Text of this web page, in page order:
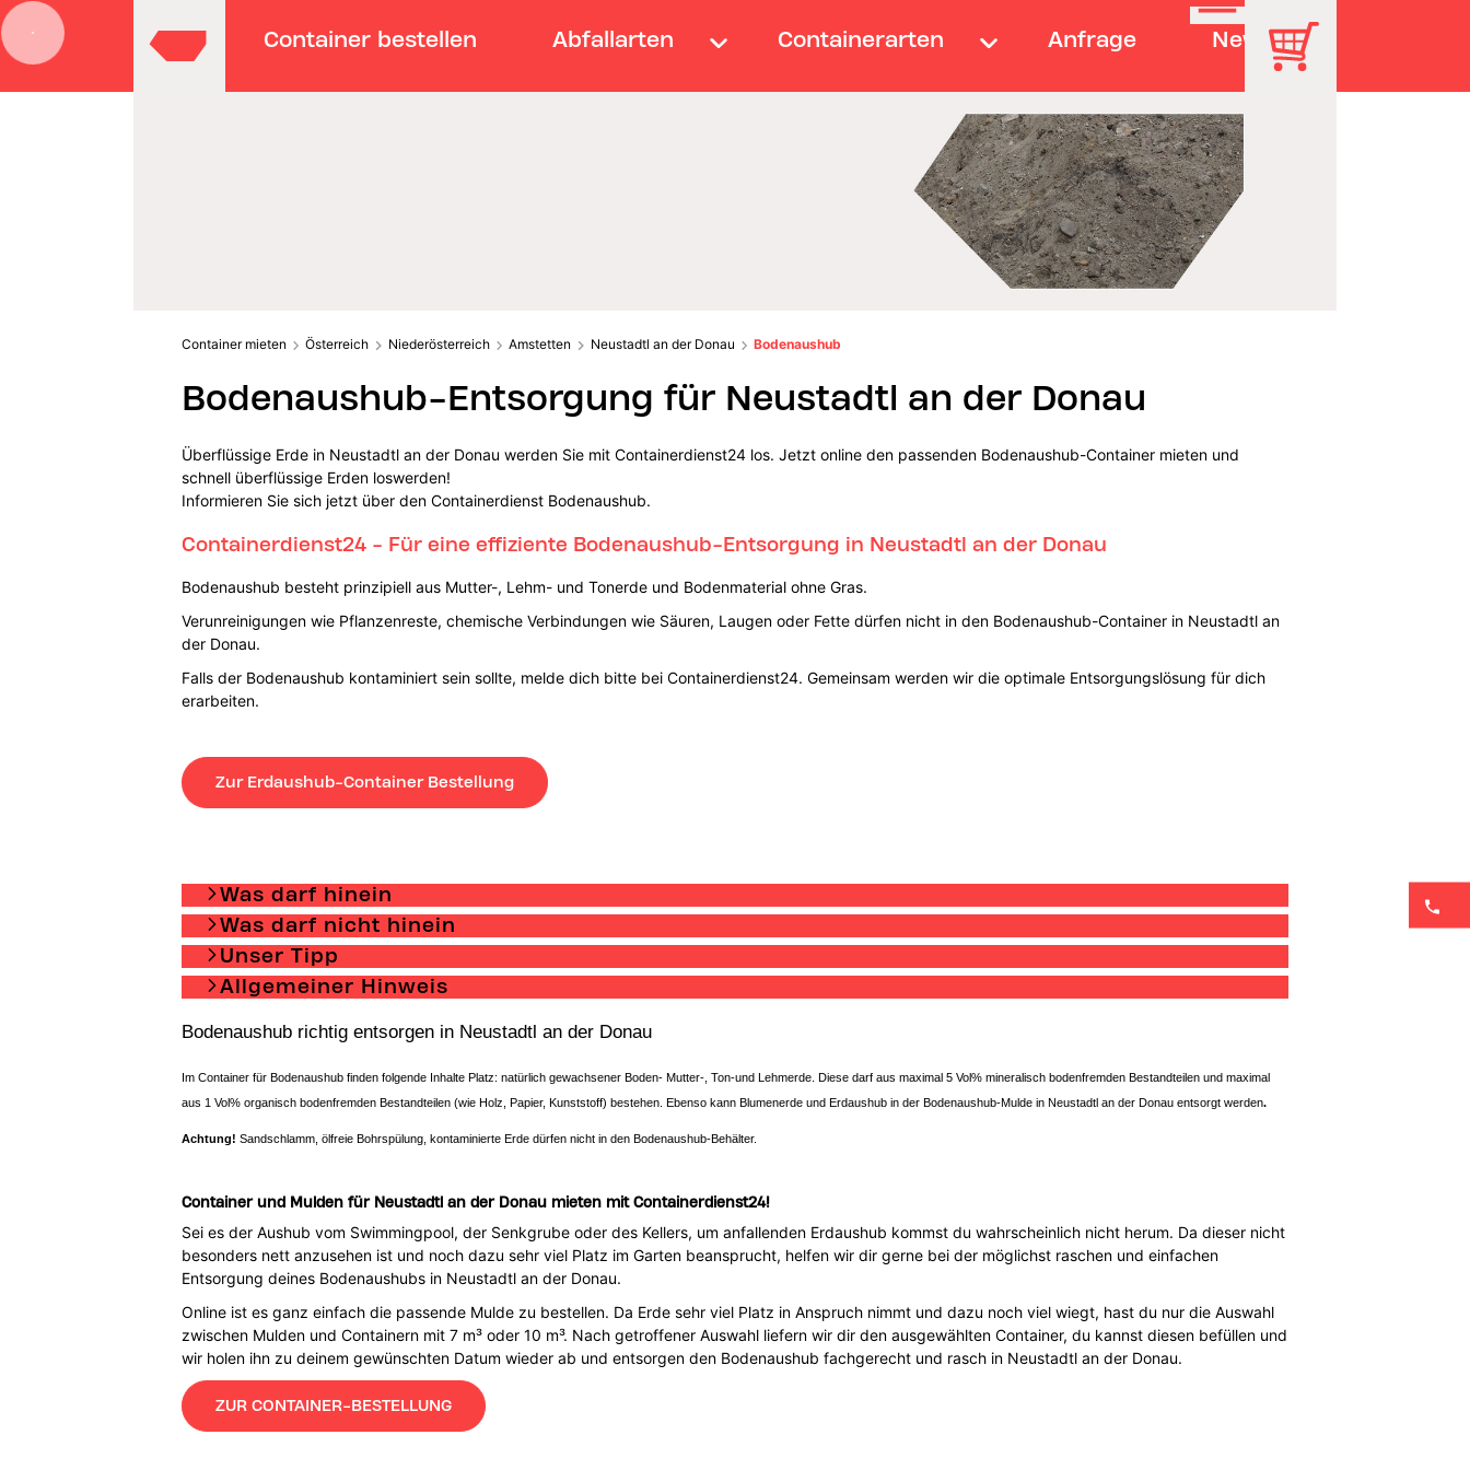
Container bestellen Abfallarten Containerarten Anfrage News
Container mieten Österreich Niederösterreich Amstetten Neustadtl an der Donau Bodenaushub
Bodenaushub-Entsorgung für Neustadtl an der Donau
Überflüssige Erde in Neustadtl an der Donau werden Sie mit Containerdienst24 los. Jetzt online den passenden Bodenaushub-Container mieten und
schnell überflüssige Erden loswerden!
Informieren Sie sich jetzt über den Containerdienst Bodenaushub.
Containerdienst24 - Für eine effiziente Bodenaushub-Entsorgung in Neustadtl an der Donau
Bodenaushub besteht prinzipiell aus Mutter-, Lehm- und Tonerde und Bodenmaterial ohne Gras.
Verunreinigungen wie Pflanzenreste, chemische Verbindungen wie Säuren, Laugen oder Fette dürfen nicht in den Bodenaushub-Container in Neustadtl an
der Donau.
Falls der Bodenaushub kontaminiert sein sollte, melde dich bitte bei Containerdienst24. Gemeinsam werden wir die optimale Entsorgungslösung für dich
erarbeiten.
Zur Erdaushub-Container Bestellung
Was darf hinein
Was darf nicht hinein
Unser Tipp
Allgemeiner Hinweis
Bodenaushub richtig entsorgen in Neustadtl an der Donau
Im Container für Bodenaushub finden folgende Inhalte Platz: natürlich gewachsener Boden- Mutter-, Ton-und Lehmerde. Diese darf aus maximal 5 Vol% mineralisch bodenfremden Bestandteilen und maximal
aus 1 Vol% organisch bodenfremden Bestandteilen (wie Holz, Papier, Kunststoff) bestehen. Ebenso kann Blumenerde und Erdaushub in der Bodenaushub-Mulde in Neustadtl an der Donau entsorgt werden.
Achtung! Sandschlamm, ölfreie Bohrspülung, kontaminierte Erde dürfen nicht in den Bodenaushub-Behälter.
Container und Mulden für Neustadtl an der Donau mieten mit Containerdienst24!
Sei es der Aushub vom Swimmingpool, der Senkgrube oder des Kellers, um anfallenden Erdaushub kommst du wahrscheinlich nicht herum. Da dieser nicht
besonders nett anzusehen ist und noch dazu sehr viel Platz im Garten beansprucht, helfen wir dir gerne bei der möglichst raschen und einfachen
Entsorgung deines Bodenaushubs in Neustadtl an der Donau.
Online ist es ganz einfach die passende Mulde zu bestellen. Da Erde sehr viel Platz in Anspruch nimmt und dazu noch viel wiegt, hast du nur die Auswahl
zwischen Mulden und Containern mit 7 m³ oder 10 m³. Nach getroffener Auswahl liefern wir dir den ausgewählten Container, du kannst diesen befüllen und
wir holen ihn zu deinem gewünschten Datum wieder ab und entsorgen den Bodenaushub fachgerecht und rasch in Neustadtl an der Donau.
ZUR CONTAINER-BESTELLUNG